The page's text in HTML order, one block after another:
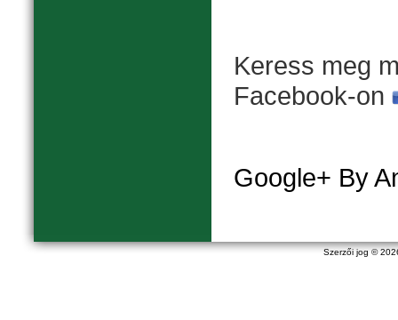
Szerzői jog ©
Keress meg
Facebook-on
Google+ By